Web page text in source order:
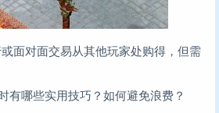
面对面交易从其他玩家处购得，但需
有哪些实用技巧？如何避免浪费？